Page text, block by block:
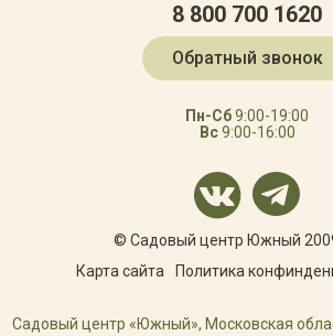
8 800 700 1620
Обратный звонок
Пн-Сб9:00-19:00
Вс9:00-16:00
© Садовый центр Южный
Карта сайта
Политика
Садовый центр «Южный», Московская